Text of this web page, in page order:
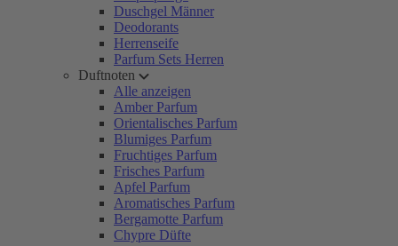
Duschgel Männer
Deodorants
Herrenseife
Parfum Sets Herren
Duftnoten
Alle anzeigen
Amber Parfum
Orientalisches Parfum
Blumiges Parfum
Fruchtiges Parfum
Frisches Parfum
Apfel Parfum
Aromatisches Parfum
Bergamotte Parfum
Chypre Düfte